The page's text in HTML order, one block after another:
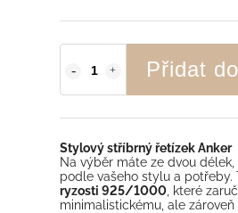
Přidat
Stylový stříbrný řetízek Anker
Na výběr máte ze dvou délek,
podle vašeho stylu a potřeby.
ryzosti 925/1000 , které
minimalistickému, ale